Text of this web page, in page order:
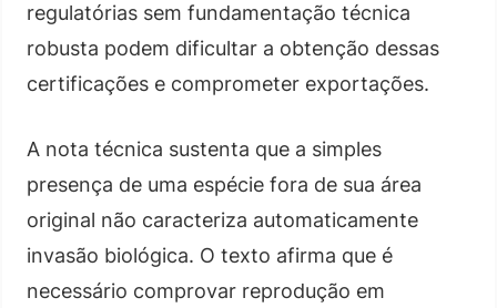
regulatórias sem fundamentação técnica
robusta podem dificultar a obtenção dessas
certificações e comprometer exportações.
A nota técnica sustenta que a simples
presença de uma espécie fora de sua área
original não caracteriza automaticamente
invasão biológica. O texto afirma que é
necessário comprovar reprodução em